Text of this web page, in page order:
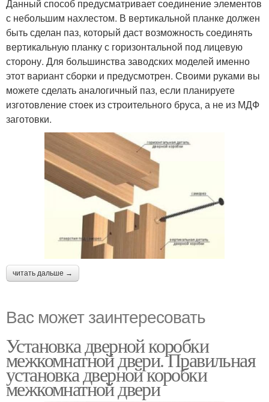
Данный способ предусматривает соединение элементов
с небольшим нахлестом. В вертикальной планке должен
быть сделан паз, который даст возможность соединять
вертикальную планку с горизонтальной под лицевую
сторону. Для большинства заводских моделей именно
этот вариант сборки и предусмотрен. Своими руками вы
можете сделать аналогичный паз, если планируете
изготовление стоек из строительного бруса, а не из МДФ
заготовки.
читать дальше →
Вас может заинтересовать
Установка дверной коробки
межкомнатной двери. Правильная
установка дверной коробки
межкомнатной двери